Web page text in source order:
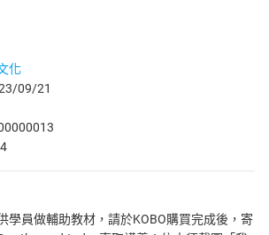
化
09/21
學員做輔助教材，請於KOBO購買完成後，寄